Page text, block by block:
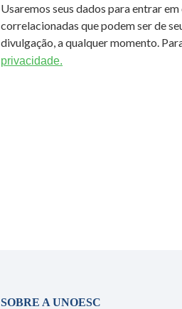
Usaremos seus dados para entrar
correlacionadas que podem ser de
divulgação, a qualquer momento.
privacidade.
SOBRE A UNOESC